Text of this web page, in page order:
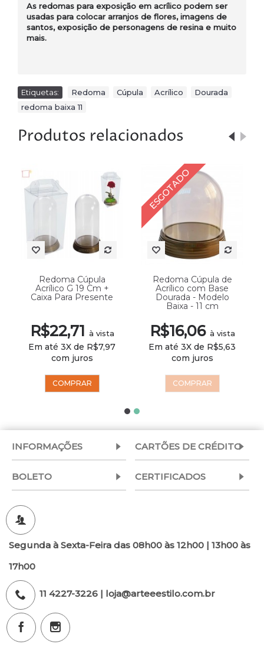
As redomas para exposição em acrílico podem ser
usadas para colocar arranjos de flores, imagens de
santos, exposição de personagens de resina e muito
mais.
Etiquetas: Redoma Cúpula Acrílico Dourada
redoma baixa 11
Produtos relacionados
Redoma Cúpula
Acrílico G 19 Cm +
Caixa Para Presente
R$22,71 à vista
Em até 3X de R$7,97
com juros
COMPRAR
ESGOTADO
Redoma Cúpula de
Acrílico com Base
Dourada - Modelo
Baixa - 11 cm
R$16,06 à vista
Em até 3X de R$5,63
com juros
COMPRAR
INFORMAÇÕES CARTÕES DE CRÉDITO
BOLETO CERTIFICADOS
Segunda à Sexta-Feira das 08h00 às 12h00 | 13h00 às
17h00
11 4227-3226 | loja@arteeestilo.com.br